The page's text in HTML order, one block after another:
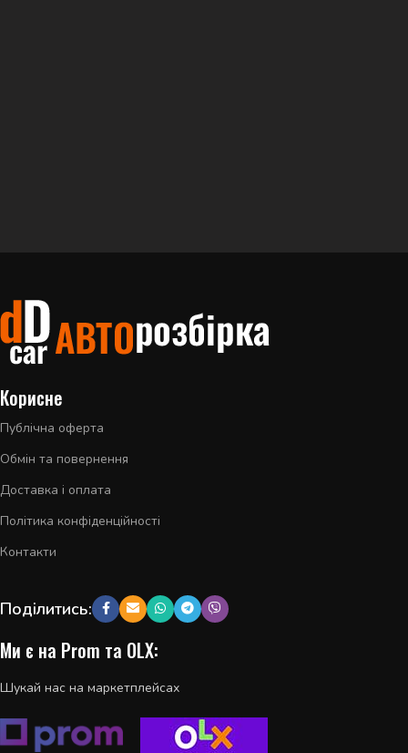
Корисне
Публічна оферта
Обмін та повернення
Доставка і оплата
Політика конфіденційності
Контакти
Поділитись:
Ми є на Prom та OLX:
Шукай нас на маркетплейсах